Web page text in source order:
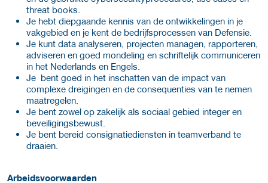
threat books.
Je hebt diepgaande kennis van de ontwikkelingen in je
vakgebied en je kent de bedrijfsprocessen van Defensie.
Je kunt data analyseren, projecten managen, rapporteren,
adviseren en goed mondeling en schriftelijk communiceren
in het Nederlands en Engels.
Je bent goed in het inschatten van de impact van
complexe dreigingen en de consequenties van te nemen
maatregelen.
Je bent zowel op zakelijk als sociaal gebied integer en
beveiligingsbewust.
Je bent bereid consignatiediensten in teamverband te
draaien.
Arbeidsvoorwaarden